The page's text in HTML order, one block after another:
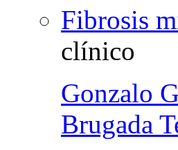
Fibrosis
clínico
Gonzalo
Brugada